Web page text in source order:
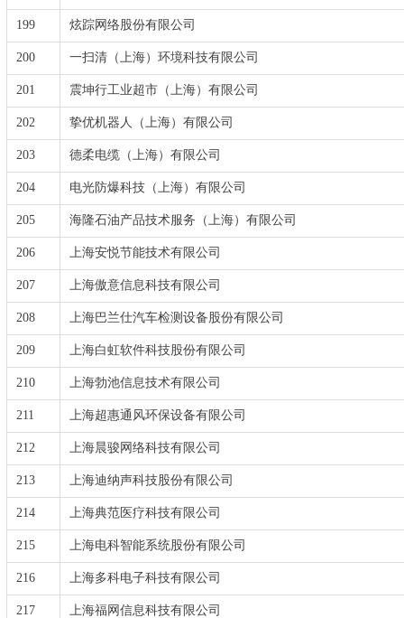
199 炫踪网络股份有限公司
200 一扫清（上海）环境科技有限公司
201 震坤行工业超市（上海）有限公司
202 挚优机器人（上海）有限公司
203 德柔电缆（上海）有限公司
204 电光防爆科技（上海）有限公司
205 海隆石油产品技术服务（上海）有限公司
206 上海安悦节能技术有限公司
207 上海傲意信息科技有限公司
208 上海巴兰仕汽车检测设备股份有限公司
209 上海白虹软件科技股份有限公司
210 上海勃池信息技术有限公司
211 上海超惠通风环保设备有限公司
212 上海晨骏网络科技有限公司
213 上海迪纳声科技股份有限公司
214 上海典范医疗科技有限公司
215 上海电科智能系统股份有限公司
216 上海多科电子科技有限公司
217 上海福网信息科技有限公司